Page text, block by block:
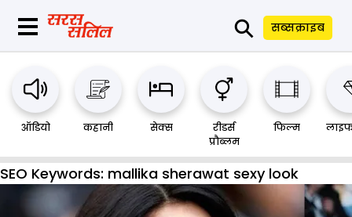
⚲ सब्सक्राइब
ऑडियो कहानी सेक्स
रीडर्स
प्रौब्लम
फिल्म
SEO Keywords: mallika sherawat sexy look